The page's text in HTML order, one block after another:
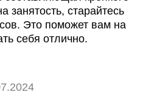
занятость, старайтесь
Это поможет вам на
себя отлично.